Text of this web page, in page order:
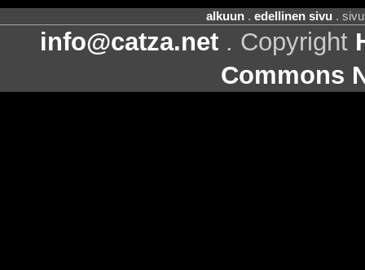
alkuun . edellinen sivu .
info@catza.net . Copyright
Commons